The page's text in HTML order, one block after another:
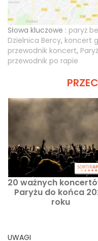
Słowa kluczowe : paryż
Dzielnica Bercy, koncert
przewodnik koncert, Paryż
przewodnik po rapie
20 ważnych
Paryżu do końca
roku
UWAGI